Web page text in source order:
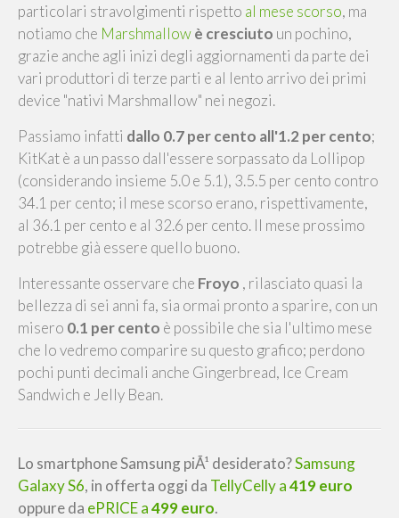
particolari stravolgimenti rispetto al mese scorso, ma
notiamo che Marshmallowè cresciuto un pochino,
grazie anche agli inizi degli aggiornamenti da parte dei
vari produttori di terze parti e al lento arrivo dei primi
device "nativi Marshmallow" nei negozi.
Passiamo infatti dallo 0.7 per cento all'1.2 per cento;
KitKat è a un passo dall'essere sorpassato da Lollipop
(considerando insieme 5.0 e 5.1), 3.5.5 per cento contro
34.1 per cento; il mese scorso erano, rispettivamente,
al 36.1 per cento e al 32.6 per cento. Il mese prossimo
potrebbe già essere quello buono.
Interessante osservare che Froyo , rilasciato quasi la
bellezza di sei anni fa, sia ormai pronto a sparire, con un
misero 0.1 per cento è possibile che sia l'ultimo mese
che lo vedremo comparire su questo grafico; perdono
pochi punti decimali anche Gingerbread, Ice Cream
Sandwich e Jelly Bean.
Lo smartphone Samsung piÃ¹ desiderato?Samsung
Galaxy S6, in offerta oggi da TellyCelly a419 euro
oppure da ePRICE a499 euro.